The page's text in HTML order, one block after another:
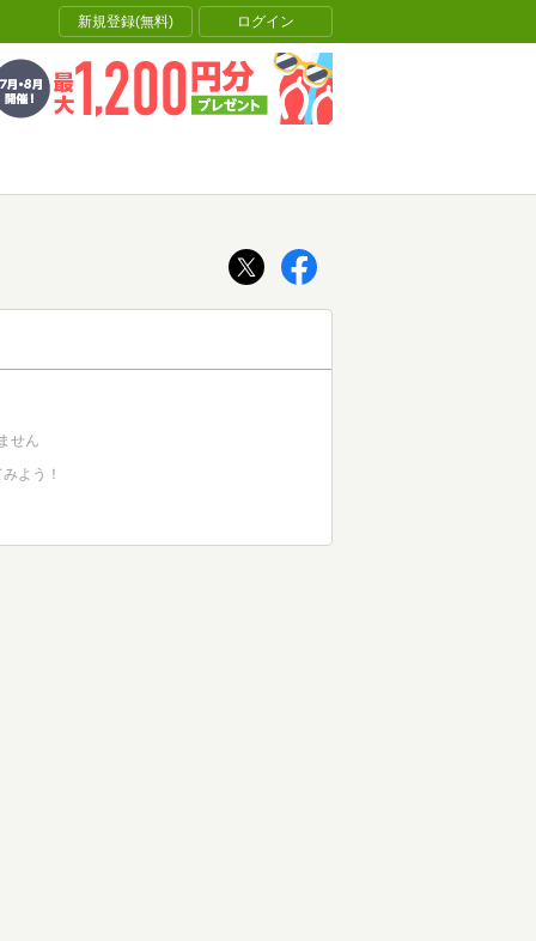
新規登録(無料) ログイン
せん
よう！